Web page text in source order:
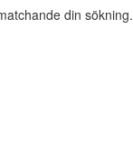
din sökning.